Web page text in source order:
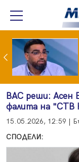
във фейсбук и инстаграм за непълнолетни
ВАС реши: Асен
фалита на "СТВ
15.05.2026, 12:59 |
СПОДЕЛИ: